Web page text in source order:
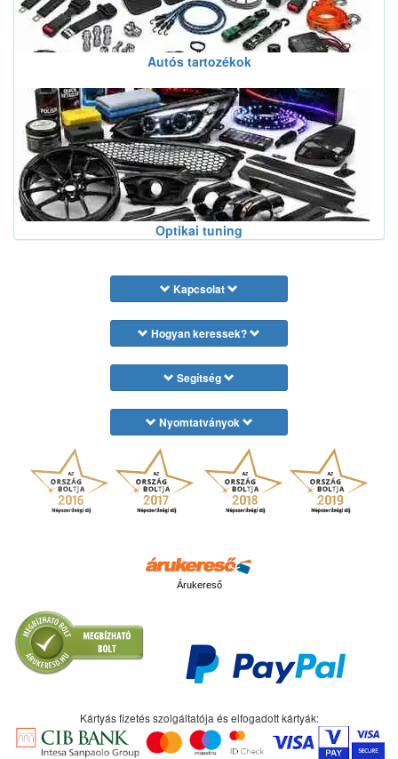
Autós tartozékok
Optikai tuning
Kapcsolat
Hogyan keressek?
Segítség
Nyomtatványok
Árukereső
Kártyás fizetés szolgáltatója és elfogadott kártyák: